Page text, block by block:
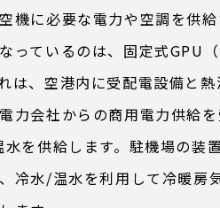
機に必要な電力や空調を供
っているのは、固定式GPU
は、空港内に受配電設備と
力会社からの商用電力供給
を供給します。駐機場の装
冷水/温水を利用して冷暖房